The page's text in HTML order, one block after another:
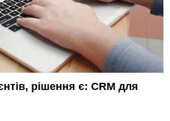
рішення є: CRM для